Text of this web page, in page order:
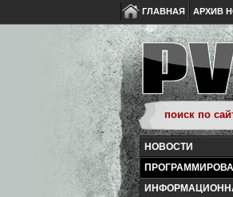
ГЛАВНАЯ АРХИВ
НОВОСТИ